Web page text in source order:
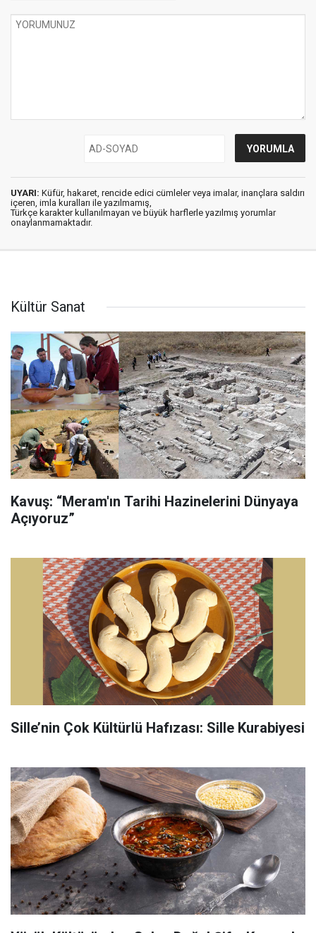
UYARI: Küfür, hakaret, rencide edici cümleler veya imalar, inançlara saldırı
içeren, imla kuralları ile yazılmamış,
Türkçe karakter kullanılmayan ve büyük harflerle yazılmış yorumlar
onaylanmamaktadır.
Kültür Sanat
Kavuş: “Meram'ın Tarihi Hazinelerini Dünyaya
Açıyoruz”
Sille’nin Çok Kültürlü Hafızası: Sille Kurabiyesi